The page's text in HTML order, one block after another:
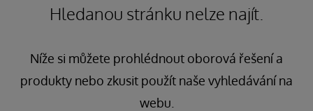
Hledanou stránku nelze najít.
Níže si můžete prohlédnout oborová řešení a
produkty nebo zkusit použít naše vyhledávání na
webu.